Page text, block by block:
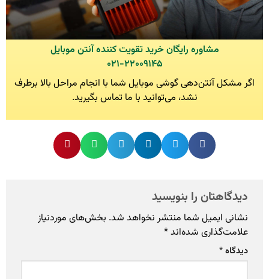
مشاوره رایگان خرید تقویت کننده آنتن موبایل
۰۲۱-۲۲۰۰۹۱۴۵
اگر مشکل آنتن‌دهی گوشی موبایل شما با انجام مراحل بالا برطرف
نشد، می‌توانید با ما تماس بگیرید.
دیدگاهتان را بنویسید
نشانی ایمیل شما منتشر نخواهد شد. بخش‌های موردنیاز
علامت‌گذاری شده‌اند*
دیدگاه*